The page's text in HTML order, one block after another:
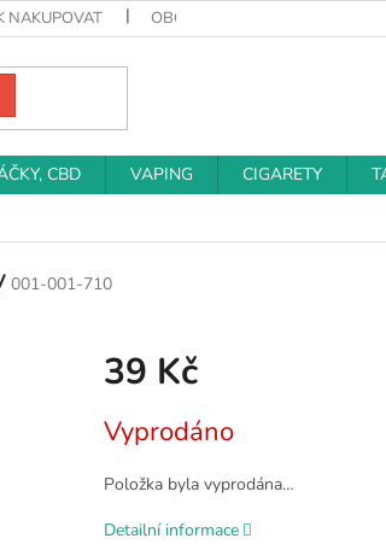
NAKUPOVAT OBCHODNÍ PODMÍNKY
CBD VAPING CIGARETY
001-001-710
39 Kč
cena:
Vyprodáno
Položka byla vyprodána…
Detailní informace